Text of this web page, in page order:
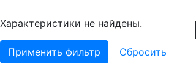
Характеристики не найдены.
Применить фильтр Сбросить